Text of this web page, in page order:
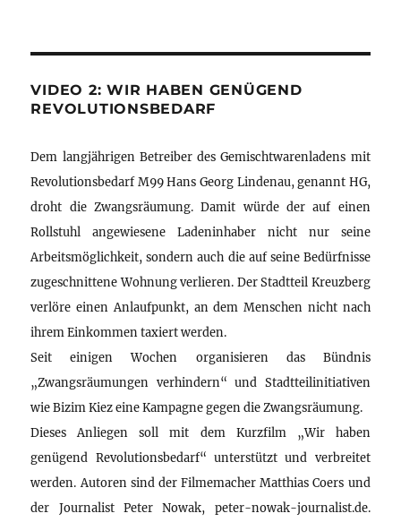
VIDEO 2: WIR HABEN GENÜGEND
REVOLUTIONSBEDARF
Dem langjährigen Betreiber des Gemischtwarenladens mit
Revolutionsbedarf M99 Hans Georg Lindenau, genannt HG,
droht die Zwangsräumung. Damit würde der auf einen
Rollstuhl angewiesene Ladeninhaber nicht nur seine
Arbeitsmöglichkeit, sondern auch die auf seine Bedürfnisse
zugeschnittene Wohnung verlieren. Der Stadtteil Kreuzberg
verlöre einen Anlaufpunkt, an dem Menschen nicht nach
ihrem Einkommen taxiert werden.
Seit einigen Wochen organisieren das Bündnis
„Zwangsräumungen verhindern“ und Stadtteilinitiativen
wie Bizim Kiez eine Kampagne gegen die Zwangsräumung.
Dieses Anliegen soll mit dem Kurzfilm „Wir haben
genügend Revolutionsbedarf“ unterstützt und verbreitet
werden. Autoren sind der Filmemacher Matthias Coers und
der Journalist Peter Nowak, peter-nowak-journalist.de.